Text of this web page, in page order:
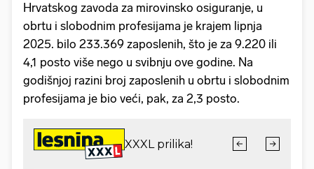
Hrvatskog zavoda za mirovinsko osiguranje, u
obrtu i slobodnim profesijama je krajem lipnja
2025. bilo 233.369 zaposlenih, što je za 9.220 ili
4,1 posto više nego u svibnju ove godine. Na
godišnjoj razini broj zaposlenih u obrtu i slobodnim
profesijama je bio veći, pak, za 2,3 posto.